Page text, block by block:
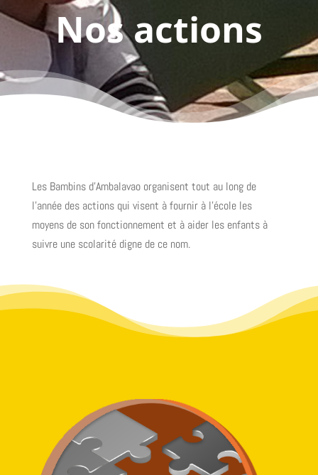
Nos actions
Les Bambins d’Ambalavao organisent tout au long de
l’année des actions qui visent à fournir à l’école les
moyens de son fonctionnement et à aider les enfants à
suivre une scolarité digne de ce nom.